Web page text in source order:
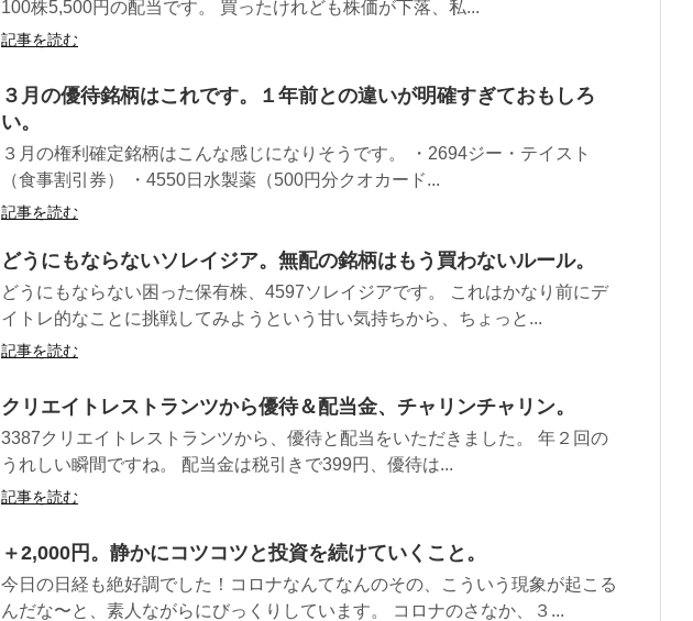
100株5,500円の配当です。 買ったけれども株価が下落、私...
記事を読む
３月の優待銘柄はこれです。１年前との違いが明確すぎておもしろ
い。
３月の権利確定銘柄はこんな感じになりそうです。 ・2694ジー・テイスト
（食事割引券） ・4550日水製薬（500円分クオカード...
記事を読む
どうにもならないソレイジア。無配の銘柄はもう買わないルール。
どうにもならない困った保有株、4597ソレイジアです。 これはかなり前にデ
イトレ的なことに挑戦してみようという甘い気持ちから、ちょっと...
記事を読む
クリエイトレストランツから優待＆配当金、チャリンチャリン。
3387クリエイトレストランツから、優待と配当をいただきました。 年２回の
うれしい瞬間ですね。 配当金は税引きで399円、優待は...
記事を読む
＋2,000円。静かにコツコツと投資を続けていくこと。
今日の日経も絶好調でした！コロナなんてなんのその、こういう現象が起こる
んだな〜と、素人ながらにびっくりしています。 コロナのさなか、３...